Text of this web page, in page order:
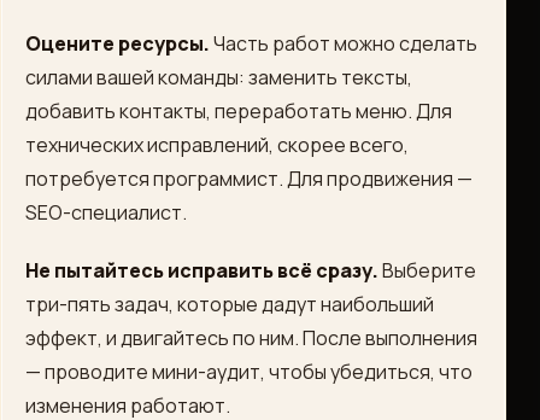
Оцените ресурсы.Часть работ можно сделать
силами вашей команды: заменить тексты,
добавить контакты, переработать меню. Для
технических исправлений, скорее всего,
потребуется программист. Для продвижения —
SEO-специалист.
Не пытайтесь исправить всё сразу.Выберите
три-пять задач, которые дадут наибольший
эффект, и двигайтесь по ним. После выполнения
— проводите мини-аудит, чтобы убедиться, что
изменения работают.